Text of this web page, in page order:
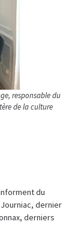
responsable du
de la culture
du
dernier
derniers